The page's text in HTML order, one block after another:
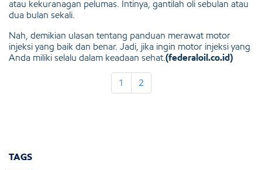
atau kekuranagan pelumas. Intinya, gantilah oli sebulan atau
dua bulan sekali.
Nah, demikian ulasan tentang panduan merawat motor
injeksi yang baik dan benar. Jadi, jika ingin motor injeksi yang
Anda miliki selalu dalam keadaan sehat. (federaloil.co.id)
1 2
TAGS